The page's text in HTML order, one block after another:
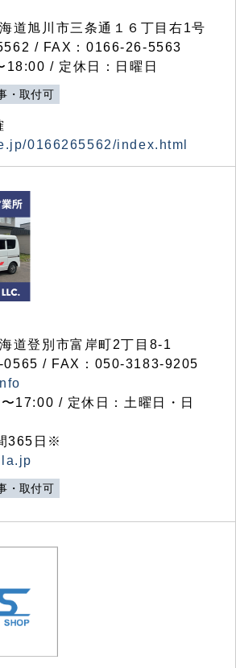
旭川市三条通１６丁目右1号
/ FAX：0166-26-5563
18:00 / 定休日：日曜日
・取付可
0166265562/index.html
道登別市富岸町2丁目 8-1
/ FAX：050-3183-9205
17:00 / 定休日：土曜日・日
365日※
・取付可